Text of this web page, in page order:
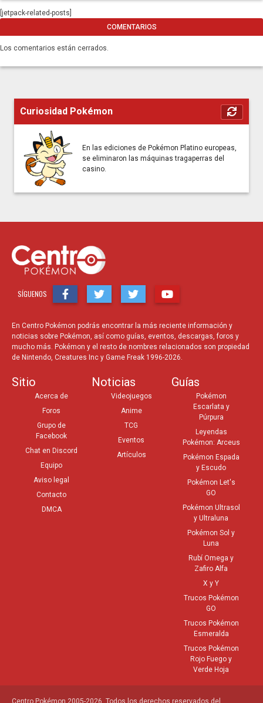
[jetpack-related-posts]
COMENTARIOS
Los comentarios están cerrados.
Curiosidad Pokémon
En las ediciones de Pokémon Platino europeas,
se eliminaron las máquinas tragaperras del
casino.
SÍGUENOS
En Centro Pokémon podrás encontrar la más reciente información y
noticias sobre Pokémon, así como guías, eventos, descargas, foros y
mucho más. Pokémon y el resto de nombres relacionados son propiedad
de Nintendo, Creatures Inc y Game Freak 1996-2026.
Sitio
Acerca de
Foros
Grupo de
Facebook
Chat en Discord
Equipo
Aviso legal
Contacto
DMCA
Noticias
Videojuegos
Anime
TCG
Eventos
Artículos
Guías
Pokémon
Escarlata y
Púrpura
Leyendas
Pokémon: Arceus
Pokémon Espada
y Escudo
Pokémon Let's
GO
Pokémon Ultrasol
y Ultraluna
Pokémon Sol y
Luna
Rubí Omega y
Zafiro Alfa
X y Y
Trucos Pokémon
GO
Trucos Pokémon
Esmeralda
Trucos Pokémon
Rojo Fuego y
Verde Hoja
Centro Pokémon 2005-2026. Todos los derechos reservados del